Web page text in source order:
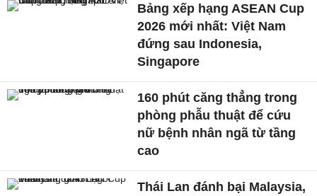
Bảng xếp hạng ASEAN Cup
2026 mới nhất: Việt Nam
đứng sau Indonesia,
Singapore
160 phút căng thẳng trong
phòng phẫu thuật để cứu
nữ bệnh nhân ngã từ tầng
cao
Thái Lan đánh bại Malaysia,